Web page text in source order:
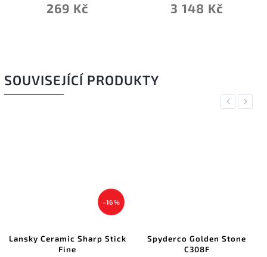
269 Kč 3 148 Kč
SOUVISEJÍCÍ PRODUKTY
Previous
–16 %
Lansky Ceramic Sharp Stick
Fine
Spyderco Golden Stone
C308F
Next